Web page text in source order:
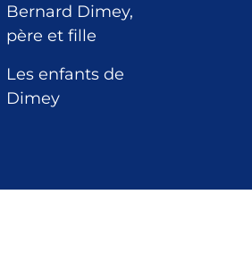
Bernard Dimey,
père et fille
Les enfants de
Dimey